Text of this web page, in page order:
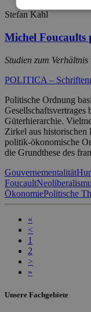
Stefan Kahl
Michel Foucaults
Studien zum
POLITICA –
Politische Ordnung
Gesellschaftsvertrages
Güterhierarchie.
Zirkel aus
politik-ökonomische
die Grundthese des
Gouvernementalität
Foucault
ÖkonomiePolitische
«
<
1
2
>
»
Unsere Fachgebiete